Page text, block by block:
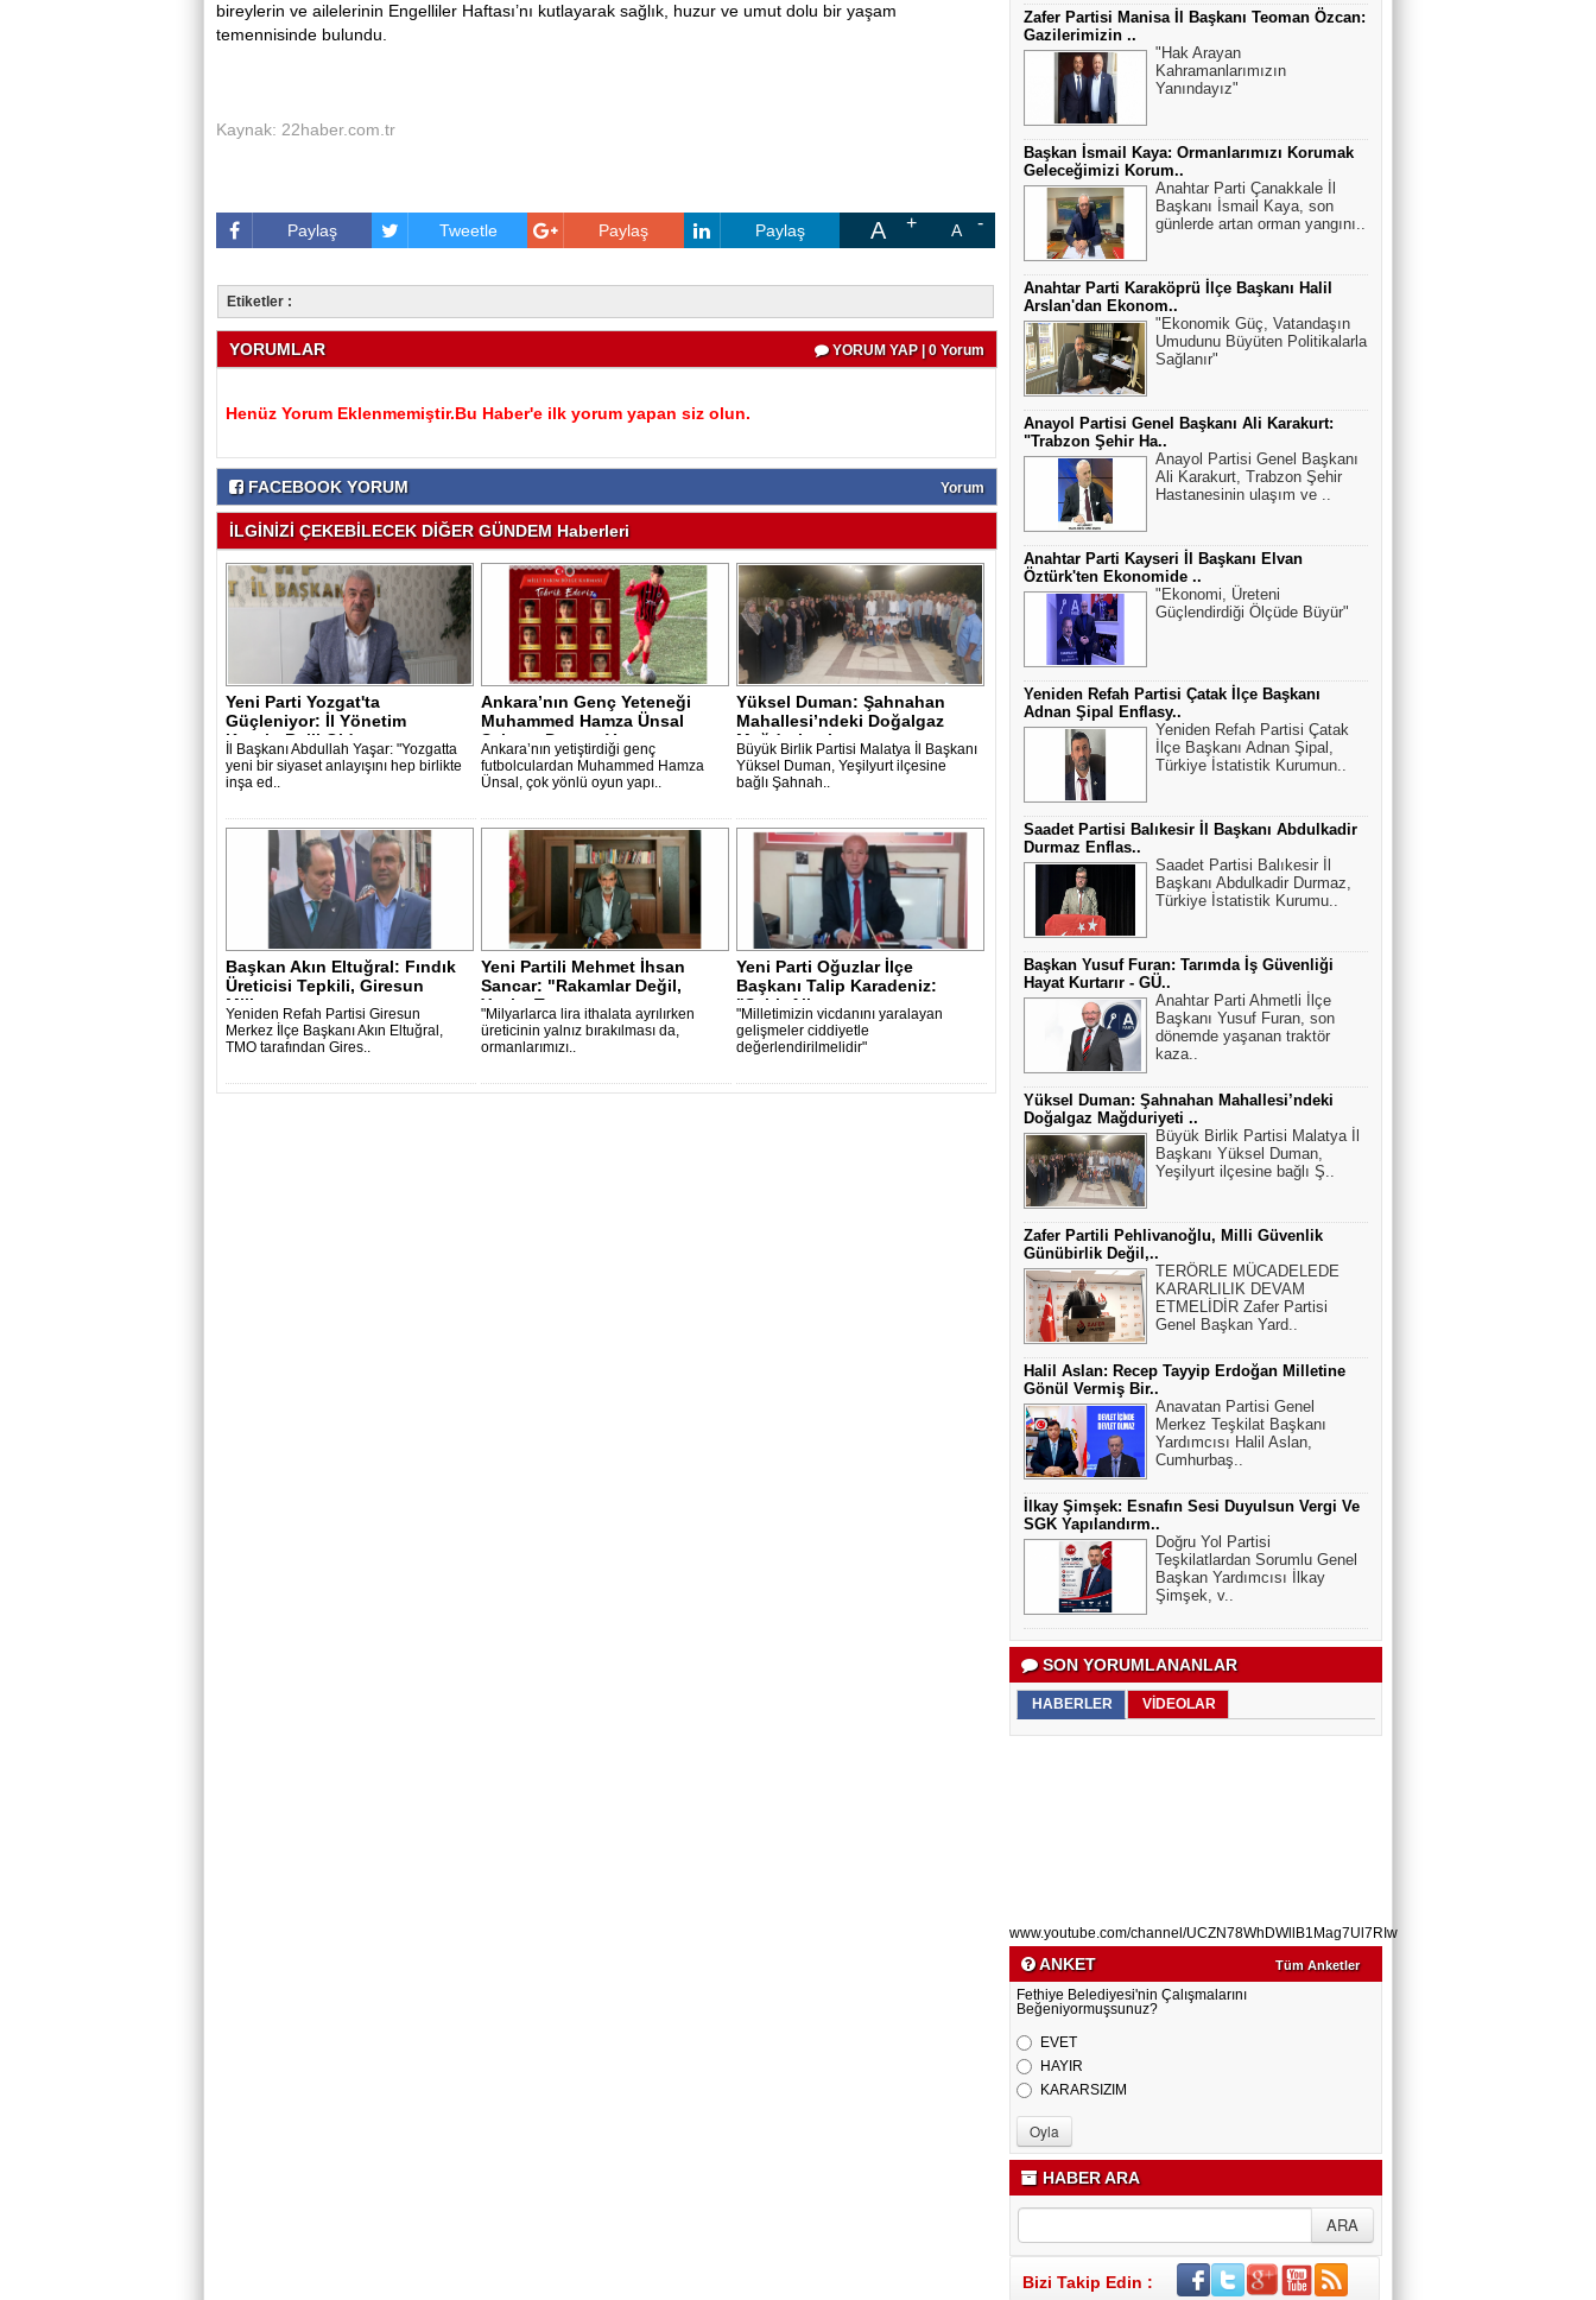
bireylerin ve ailelerinin Engelliler Haftası’nı kutlayarak sağlık, huzur ve umut dolu bir yaşam
temennisinde bulundu.
Kaynak: 22haber.com.tr
Paylaş Tweetle Paylaş Paylaş A A
Etiketler :
YORUMLAR YORUM YAP | 0 Yorum
Henüz Yorum Eklenmemiştir.Bu Haber'e ilk yorum yapan siz olun.
FACEBOOK YORUM Yorum
İLGİNİZİ ÇEKEBİLECEK DİĞER GÜNDEM Haberleri
Yeni Parti Yozgat'ta
Güçleniyor: İl Yönetim
Kurulu Belli Old..
İl Başkanı Abdullah Yaşar: "Yozgatta
yeni bir siyaset anlayışını hep birlikte
inşa ed..
Ankara’nın Genç Yeteneği
Muhammed Hamza Ünsal
Sahaya Damga V..
Ankara’nın yetiştirdiği genç
futbolculardan Muhammed Hamza
Ünsal, çok yönlü oyun yapı..
Yüksel Duman: Şahnahan
Mahallesi’ndeki Doğalgaz
Mağduriyeti ..
Büyük Birlik Partisi Malatya İl Başkanı
Yüksel Duman, Yeşilyurt ilçesine
bağlı Şahnah..
Başkan Akın Eltuğral: Fındık
Üreticisi Tepkili, Giresun
Mill..
Yeniden Refah Partisi Giresun
Merkez İlçe Başkanı Akın Eltuğral,
TMO tarafından Gires..
Yeni Partili Mehmet İhsan
Sancar: "Rakamlar Değil,
Yanlış Te..
"Milyarlarca lira ithalata ayrılırken
üreticinin yalnız bırakılması da,
ormanlarımızı..
Yeni Parti Oğuzlar İlçe
Başkanı Talip Karadeniz:
"Şehit Aile..
"Milletimizin vicdanını yaralayan
gelişmeler ciddiyetle
değerlendirilmelidir"
Zafer Partisi Manisa İl Başkanı Teoman Özcan:
Gazilerimizin ..
"Hak Arayan
Kahramanlarımızın
Yanındayız"
Başkan İsmail Kaya: Ormanlarımızı Korumak
Geleceğimizi Korum..
Anahtar Parti Çanakkale İl
Başkanı İsmail Kaya, son
günlerde artan orman yangını..
Anahtar Parti Karaköprü İlçe Başkanı Halil
Arslan'dan Ekonom..
"Ekonomik Güç, Vatandaşın
Umudunu Büyüten Politikalarla
Sağlanır"
Anayol Partisi Genel Başkanı Ali Karakurt:
"Trabzon Şehir Ha..
Anayol Partisi Genel Başkanı
Ali Karakurt, Trabzon Şehir
Hastanesinin ulaşım ve ..
Anahtar Parti Kayseri İl Başkanı Elvan
Öztürk'ten Ekonomide ..
"Ekonomi, Üreteni
Güçlendirdiği Ölçüde Büyür"
Yeniden Refah Partisi Çatak İlçe Başkanı
Adnan Şipal Enflasy..
Yeniden Refah Partisi Çatak
İlçe Başkanı Adnan Şipal,
Türkiye İstatistik Kurumun..
Saadet Partisi Balıkesir İl Başkanı Abdulkadir
Durmaz Enflas..
Saadet Partisi Balıkesir İl
Başkanı Abdulkadir Durmaz,
Türkiye İstatistik Kurumu..
Başkan Yusuf Furan: Tarımda İş Güvenliği
Hayat Kurtarır - GÜ..
Anahtar Parti Ahmetli İlçe
Başkanı Yusuf Furan, son
dönemde yaşanan traktör
kaza..
Yüksel Duman: Şahnahan Mahallesi’ndeki
Doğalgaz Mağduriyeti ..
Büyük Birlik Partisi Malatya İl
Başkanı Yüksel Duman,
Yeşilyurt ilçesine bağlı Ş..
Zafer Partili Pehlivanoğlu, Milli Güvenlik
Günübirlik Değil,..
TERÖRLE MÜCADELEDE
KARARLILIK DEVAM
ETMELİDİR Zafer Partisi
Genel Başkan Yard..
Halil Aslan: Recep Tayyip Erdoğan Milletine
Gönül Vermiş Bir..
Anavatan Partisi Genel
Merkez Teşkilat Başkanı
Yardımcısı Halil Aslan,
Cumhurbaş..
İlkay Şimşek: Esnafın Sesi Duyulsun Vergi Ve
SGK Yapılandırm..
Doğru Yol Partisi
Teşkilatlardan Sorumlu Genel
Başkan Yardımcısı İlkay
Şimşek, v..
SON YORUMLANANLAR
HABERLER VİDEOLAR
www.youtube.com/channel/UCZN78WhDWllB1Mag7Ul7RIw
ANKET Tüm Anketler
Fethiye Belediyesi'nin Çalışmalarını
Beğeniyormuşsunuz?
EVET
HAYIR
KARARSIZIM
HABER ARA
Bizi Takip Edin :